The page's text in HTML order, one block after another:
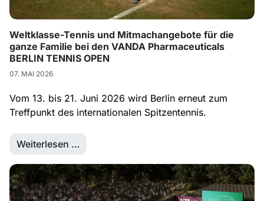
Weltklasse-Tennis und Mitmachangebote für die
ganze Familie bei den VANDA Pharmaceuticals
BERLIN TENNIS OPEN
07. MAI 2026
Vom 13. bis 21. Juni 2026 wird Berlin erneut zum
Treffpunkt des internationalen Spitzentennis.
Weiterlesen …